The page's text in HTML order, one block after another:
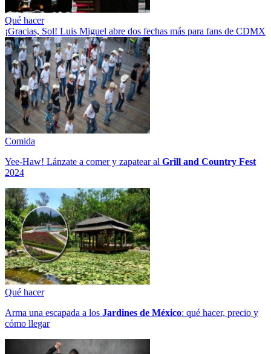
Qué hacer
¡Gracias, Sol! Luis Miguel abre dos fechas más para fans de CDMX
Comida
Yee-Haw! Lánzate a comer y zapatear al Grill and Country Fest
2024
Qué hacer
Arma una escapada a los Jardines de México: qué hacer, precio y
cómo llegar